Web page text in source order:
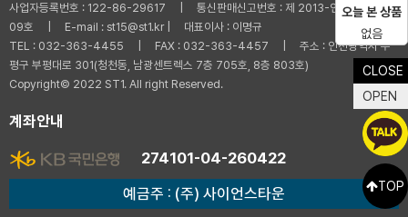
사업자등록번호 : 122-86-29617 | 통신판매신고번호 : 제 2013-인천부평-001
09호 | E-mail : st15@st1.kr | 대표이사 : 이명규
TEL : 032-363-4455 | FAX : 032-363-4457 | 주소 : 인천광역시 부
평구 부평대로 301(청천동, 남광센트렉스 7층 705호, 8층 803호)
Copyright© 2022 ST1. All right Reserved.
계좌안내
274101-04-260422
예금주 : (주) 사이언스타운
CLOSE
OPEN
오늘 본 상품
없음
TOP